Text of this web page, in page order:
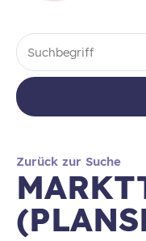
Zurück zur Suche